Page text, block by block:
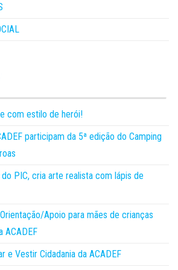
com estilo de herói!
participam da 5ª edição do Camping
PIC, cria arte realista com lápis de
Apoio para mães de crianças
ACADEF
e Vestir Cidadania da ACADEF